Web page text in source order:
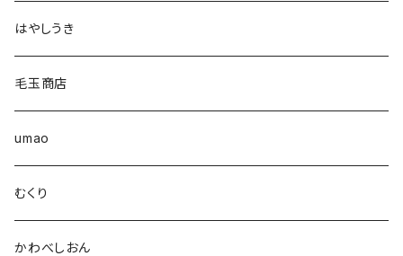
はやしうき
毛玉商店
umao
むくり
かわべしおん